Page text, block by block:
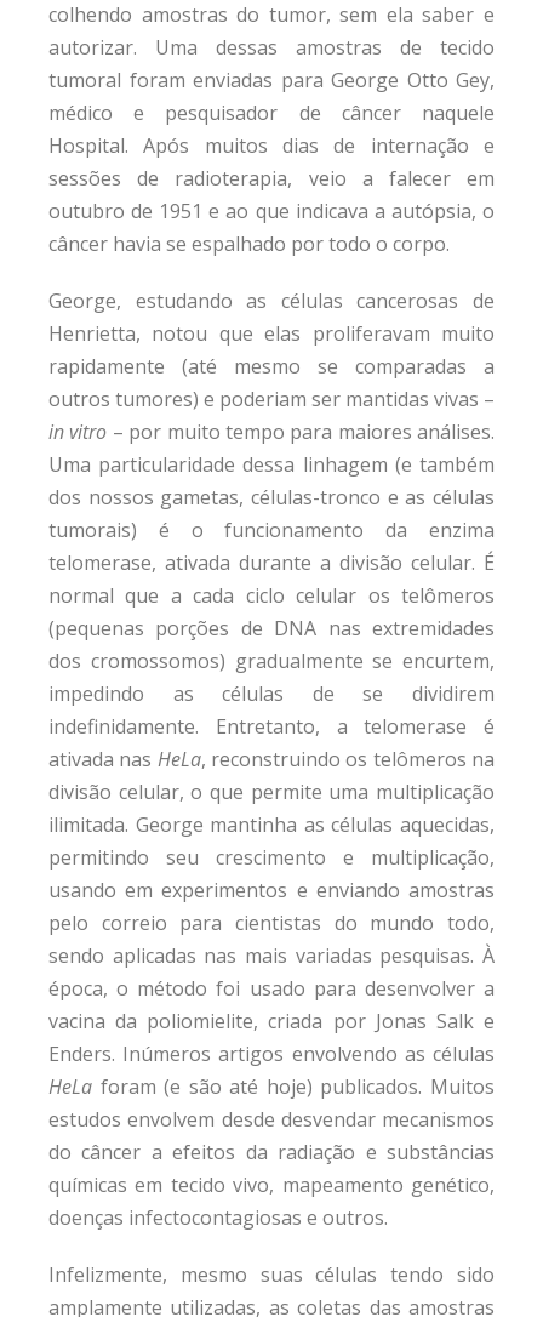
colhendo amostras do tumor, sem ela saber e
autorizar. Uma dessas amostras de tecido
tumoral foram enviadas para George Otto Gey,
médico e pesquisador de câncer naquele
Hospital. Após muitos dias de internação e
sessões de radioterapia, veio a falecer em
outubro de 1951 e ao que indicava a autópsia, o
câncer havia se espalhado por todo o corpo.
George, estudando as células cancerosas de
Henrietta, notou que elas proliferavam muito
rapidamente (até mesmo se comparadas a
outros tumores) e poderiam ser mantidas vivas –
in vitro – por muito tempo para maiores análises.
Uma particularidade dessa linhagem (e também
dos nossos gametas, células-tronco e as células
tumorais) é o funcionamento da enzima
telomerase, ativada durante a divisão celular. É
normal que a cada ciclo celular os telômeros
(pequenas porções de DNA nas extremidades
dos cromossomos) gradualmente se encurtem,
impedindo as células de se dividirem
indefinidamente. Entretanto, a telomerase é
ativada nas HeLa, reconstruindo os telômeros na
divisão celular, o que permite uma multiplicação
ilimitada. George mantinha as células aquecidas,
permitindo seu crescimento e multiplicação,
usando em experimentos e enviando amostras
pelo correio para cientistas do mundo todo,
sendo aplicadas nas mais variadas pesquisas. À
época, o método foi usado para desenvolver a
vacina da poliomielite, criada por Jonas Salk e
Enders. Inúmeros artigos envolvendo as células
HeLa foram (e são até hoje) publicados. Muitos
estudos envolvem desde desvendar mecanismos
do câncer a efeitos da radiação e substâncias
químicas em tecido vivo, mapeamento genético,
doenças infectocontagiosas e outros.
Infelizmente, mesmo suas células tendo sido
amplamente utilizadas, as coletas das amostras